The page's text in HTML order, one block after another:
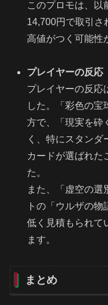
このプロモは、以
14,700円で取引さ
高値がつく可能性
プレイヤーの反応
プレイヤーの反応
した。「彩色の宝
方で、「現実を砕
く、特にスタンダ
カードが選ばれた
た。
また、「虚空の選
トの「ウルザの
低く見積もられて
ます。
まとめ